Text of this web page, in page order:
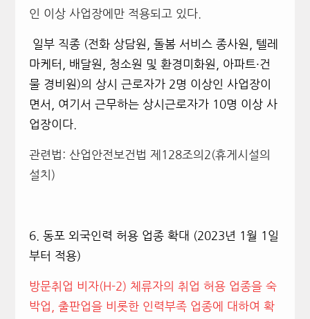
인 이상 사업장에만 적용되고 있다.
일부 직종 (전화 상담원, 돌봄 서비스 종사원, 텔레
마케터, 배달원, 청소원 및 환경미화원, 아파트·건
물 경비원)의 상시 근로자가 2명 이상인 사업장이
면서, 여기서 근무하는 상시근로자가 10명 이상 사
업장이다.
관련법: 산업안전보건법 제128조의2(휴게시설의
설치)
6. 동포 외국인력 허용 업종 확대 (2023년 1월 1일
부터 적용)
방문취업 비자(H-2) 체류자의 취업 허용 업종을 숙
박업, 출판업을 비롯한 인력부족 업종에 대하여 확